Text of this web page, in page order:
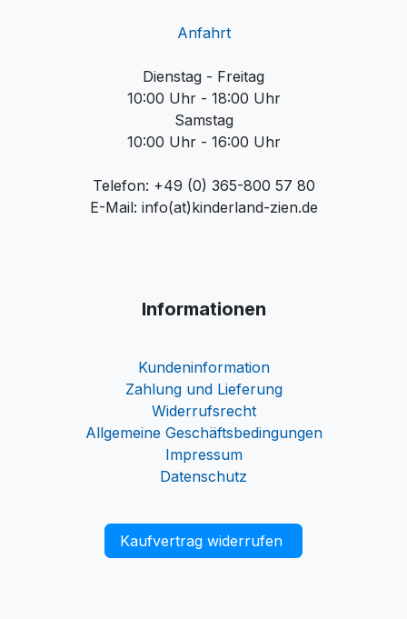
Anfahrt
Dienstag - Freitag
10:00 Uhr - 18:00 Uhr
Samstag
10:00 Uhr - 16:00 Uhr
Telefon: +49 (0) 365-800 57 80
E-Mail: info(at)kinderland-zien.de
Informationen
Kundeninformation
Zahlung und Lieferung
Widerrufsrecht
Allgemeine Geschäftsbedingungen
Impressum
Datenschutz
Kaufvertrag widerrufen